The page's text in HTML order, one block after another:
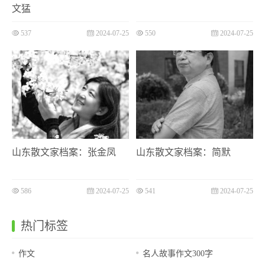
文猛
537 2024-07-25 550 2024-07-25
山东散文家档案：张金凤
586 2024-07-25
山东散文家档案：简默
541 2024-07-25
热门标签
作文 名人故事作文300字